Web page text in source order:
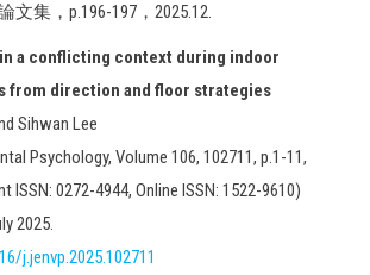
集，p.196-197，2025.12.
a conflicting context during indoor
from direction and floor strategies
Sihwan Lee
Psychology, Volume 106, 102711, p.1-11,
ISSN: 0272-4944, Online ISSN: 1522-9610)
2025.
j.jenvp.2025.102711